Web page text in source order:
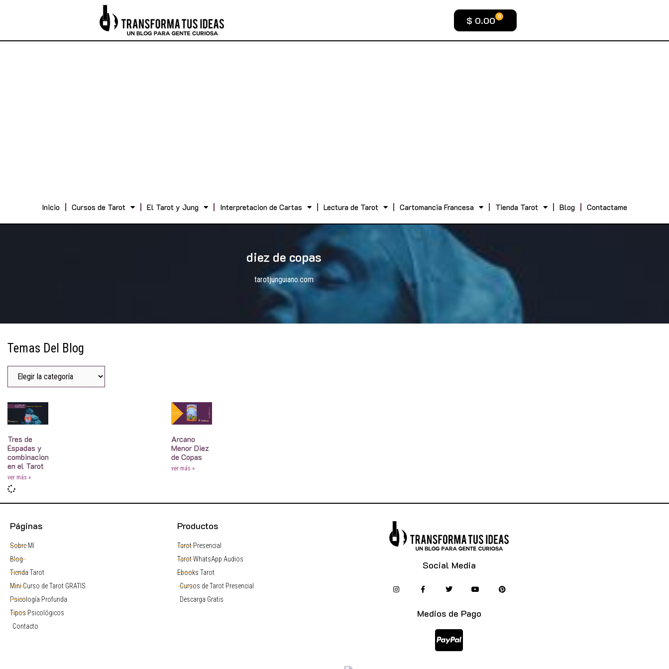
$ 0.00 0
Inicio Cursos de Tarot El Tarot y Jung Interpretacion de Cartas Lectura de Tarot Cartomancia Francesa Tienda Tarot Blog Contactame
diez de copas
tarotjunguiano.com
Temas Del Blog
Tres de
Espadas y
combinaciones
en el Tarot
ver más »
Arcano
Menor Diez
de Copas
ver más »
Páginas
Sobre Mí
Blog
Tienda Tarot
Mini Curso de Tarot GRATIS
Psicología Profunda
Tipos Psicológicos
Contacto
Productos
Tarot Presencial
Tarot WhatsApp Audios
Ebooks Tarot
Cursos de Tarot Presencial
Descarga Gratis
Social Media
Medios de Pago